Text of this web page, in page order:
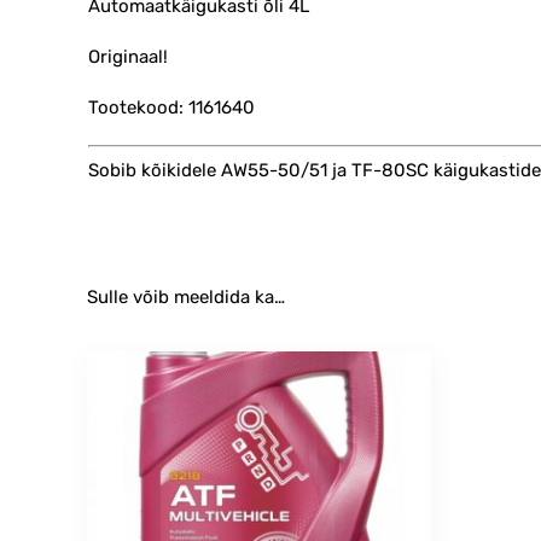
Automaatkäigukasti õli 4L
Originaal!
Tootekood: 1161640
Sobib kõikidele AW55-50/51 ja TF-80SC
Sulle võib meeldida ka…